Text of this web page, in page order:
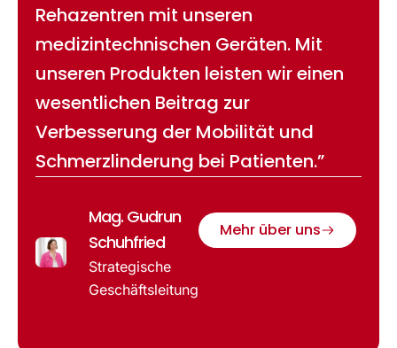
Rehazentren mit unseren
medizintechnischen Geräten. Mit
unseren Produkten leisten wir einen
wesentlichen Beitrag zur
Verbesserung der Mobilität und
Schmerzlinderung bei Patienten.”
Mag. Gudrun
Schuhfried
Strategische
Geschäftsleitung
Mehr über uns